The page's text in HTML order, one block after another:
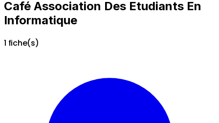
Café Association Des Etudiants En
Informatique
1 fiche(s)